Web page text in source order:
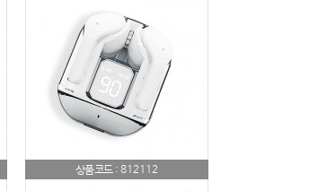
상품코드 : 812112